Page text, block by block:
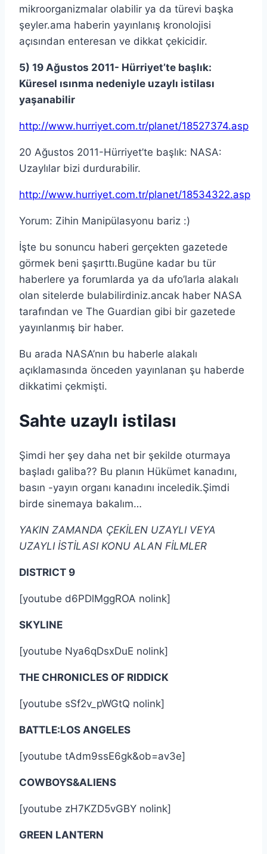
mikroorganizmalar olabilir ya da türevi başka
şeyler.ama haberin yayınlanış kronolojisi
açısından enteresan ve dikkat çekicidir.
5) 19 Ağustos 2011- Hürriyet’te başlık:
Küresel ısınma nedeniyle uzaylı istilası
yaşanabilir
http://www.hurriyet.com.tr/planet/18527374.asp
20 Ağustos 2011-Hürriyet’te başlık: NASA:
Uzaylılar bizi durdurabilir.
http://www.hurriyet.com.tr/planet/18534322.asp
Yorum: Zihin Manipülasyonu bariz :)
İşte bu sonuncu haberi gerçekten gazetede
görmek beni şaşırttı.Bugüne kadar bu tür
haberlere ya forumlarda ya da ufo’larla alakalı
olan sitelerde bulabilirdiniz.ancak haber NASA
tarafından ve The Guardian gibi bir gazetede
yayınlanmış bir haber.
Bu arada NASA’nın bu haberle alakalı
açıklamasında önceden yayınlanan şu haberde
dikkatimi çekmişti.
Sahte uzaylı istilası
Şimdi her şey daha net bir şekilde oturmaya
başladı galiba?? Bu planın Hükümet kanadını,
basın -yayın organı kanadını inceledik.Şimdi
birde sinemaya bakalım…
YAKIN ZAMANDA ÇEKİLEN UZAYLI VEYA
UZAYLI İSTİLASI KONU ALAN FİLMLER
DISTRICT 9
[youtube d6PDlMggROA nolink]
SKYLINE
[youtube Nya6qDsxDuE nolink]
THE CHRONICLES OF RIDDICK
[youtube sSf2v_pWGtQ nolink]
BATTLE:LOS ANGELES
[youtube tAdm9ssE6gk&ob=av3e]
COWBOYS&ALIENS
[youtube zH7KZD5vGBY nolink]
GREEN LANTERN